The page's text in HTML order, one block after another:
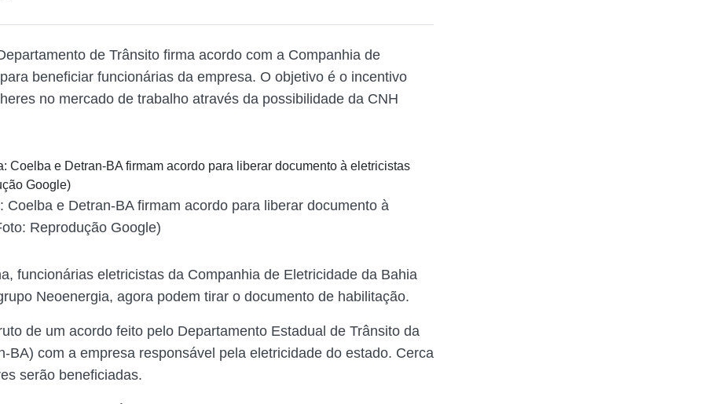
de Trânsito firma acordo com a Companhia de
beneficiar funcionárias da empresa. O objetivo é o incentivo
no mercado de trabalho através da possibilidade da CNH
Coelba e Detran-BA firmam acordo para liberar documento à
Reprodução Google)
funcionárias eletricistas da Companhia de Eletricidade da Bahia
Neoenergia, agora podem tirar o documento de habilitação.
de um acordo feito pelo Departamento Estadual de Trânsito da
BA) com a empresa responsável pela eletricidade do estado. Cerca
serão beneficiadas.